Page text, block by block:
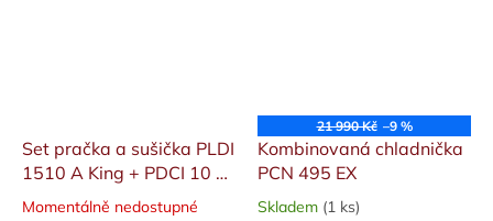
Set pračka a sušička PLDI
1510 A King + PDCI 10 A
King
Průměrné
Momentálně nedostupné
21 990 Kč –9 %
Kombinovaná chladnička
PCN 495 EX
Průměrné
Skladem (1 ks)